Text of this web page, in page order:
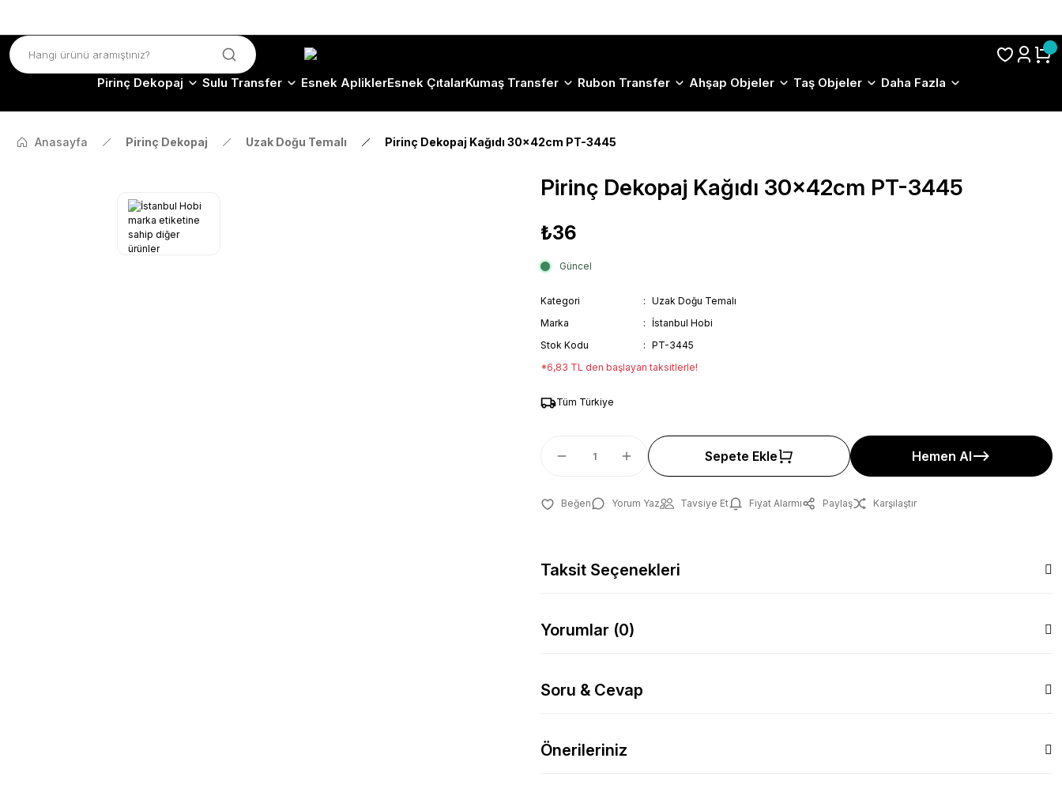
Pirinç Dekopaj Sulu Transfer Esnek ApliklerEsnek ÇıtalarKumaş Transfer Rubon Transfer Ahşap Objeler Taş Objeler Daha Fazla
Anasayfa Pirinç Dekopaj Uzak Doğu Temalı Pirinç Dekopaj Kağıdı 30x42cm PT-3445
Pirinç Dekopaj Kağıdı 30x42cm PT-3445
₺36
Güncel
Kategori
Uzak Doğu Temalı
Marka
İstanbul Hobi
Stok Kodu
PT-3445
*6,83 TL den başlayan taksitlerle!
Tüm Türkiye
Sepete Ekle Hemen Al
Yorum Yaz Tavsiye Et Fiyat Alarmı Paylaş Karşılaştır
Taksit Seçenekleri
Yorumlar (0)
Soru & Cevap
Önerileriniz